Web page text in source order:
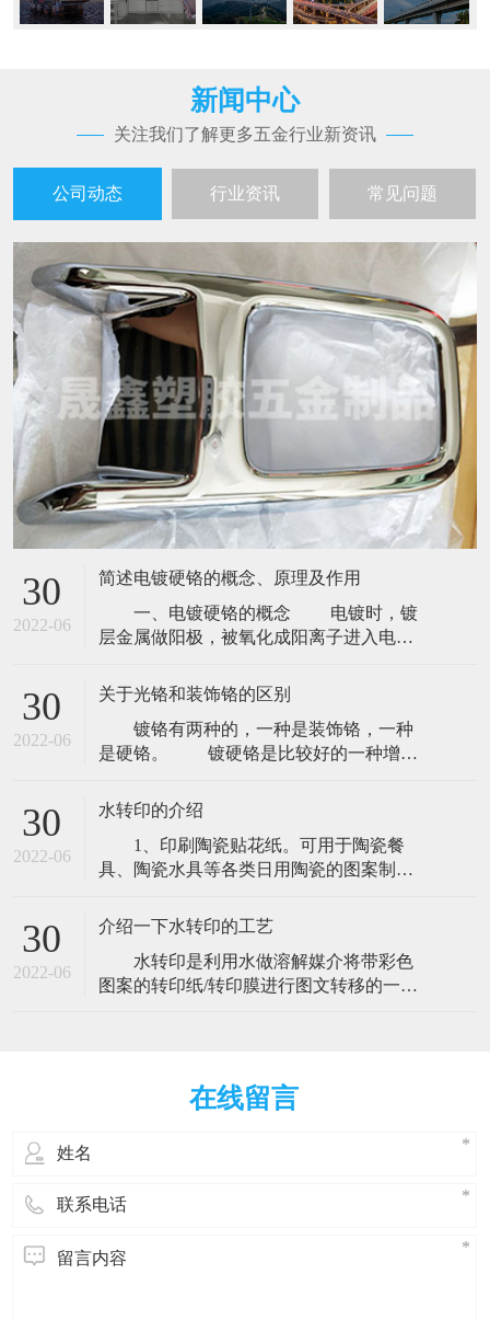
新闻中心
关注我们了解更多五金行业新资讯
公司动态 行业资讯 常见问题
30
2022-06
简述电镀硬铬的概念、原理及作用
一、电镀硬铬的概念 电镀时，镀
层金属做阳极，被氧化成阳离子进入电镀
阳离子在金属表面被还原形成镀层。为排
除其它阳离子的干扰，且使镀层均匀、牢
固，需用含镀层金属阳离子的溶液做电镀
液，以保持镀层金属阳离子的浓度不变。
层，
30
2022-06
关于光铬和装饰铬的区别
镀铬有两种的，一种是装饰铬，一种
是硬铬。 镀硬铬是比较好的一种增加
所以好多情况下都没采用。 优点一，
表面光洁度好，优点二，不会生锈，一点
锈斑都不会有；三，镀的过程中原零件变
形小。四，如果零件尺寸不到位，可以通
30
2022-06
水转印的介绍
1、印刷陶瓷贴花纸。可用于陶瓷餐
具、陶瓷水具等各类日用陶瓷的图案制
等建筑用瓷砖的制作。 2、印制玻璃花
纸。可用于玻璃水具、玻璃杯瓶、广告
杯、各类玻璃容器及装饰玻璃。 3、印
制头盔花纸。广泛用于摩托车头盔、安全
30
2022-06
介绍一下水转印的工艺
水转印是利用水做溶解媒介将带彩色
图案的转印纸/转印膜进行图文转移的一种
多产品表面装饰的难题，主要用于各种形
状比较复杂的产品表面图文转印。
在线留言